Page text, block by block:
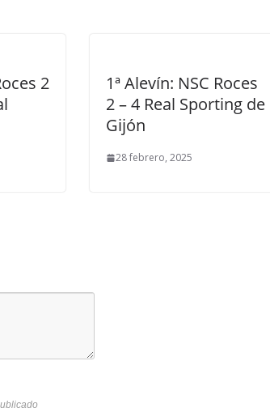
2
1ª Alevín: NSC Roces
2 – 4 Real Sporting de
Gijón
28 febrero, 2025